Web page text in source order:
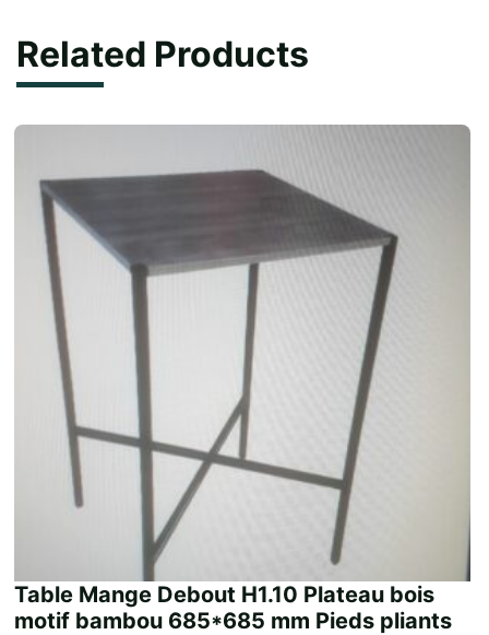
Related Products
Table Mange Debout H1.10 Plateau bois
motif bambou 685*685 mm Pieds pliants